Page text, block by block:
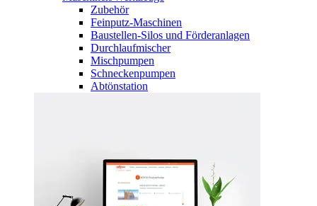
Zubehör
Feinputz-Maschinen
Baustellen-Silos und Förderanlagen
Durchlaufmischer
Mischpumpen
Schneckenpumpen
Abtönstation